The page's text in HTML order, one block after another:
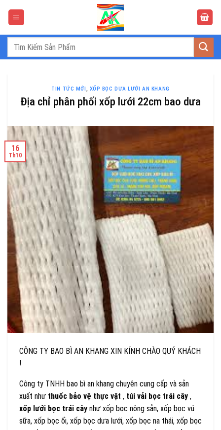
Tìm
TIN TỨC MỚI , XỐP BỌC DƯA LƯỚI AN KHANG
Địa chỉ phân phối xốp lưới 22cm bao dưa
16
Th10
CÔNG TY BAO BÌ AN KHANG XIN KÍNH CHÀO QUÝ KHÁCH
!
Công ty TNHH bao bì an khang chuyên cung cấp và sản
xuất như thuốc bảo vệ thực vật , túi vải bọc trái cây ,
xốp lưới bọc trái cây như xốp bọc nông sản, xốp bọc vú
sữa, xốp bọc ổi, xốp bọc dưa lưới, xốp bọc na thái, xốp bọc